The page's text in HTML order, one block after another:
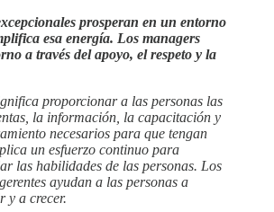
prosperan en un entorno
esa energía. Los managers
a través del apoyo, el respeto y la
proporcionar a las personas las
la información, la capacitación y
necesarios para que tengan
un esfuerzo continuo para
las habilidades de las personas. Los
ayudan a las personas a
y a crecer.